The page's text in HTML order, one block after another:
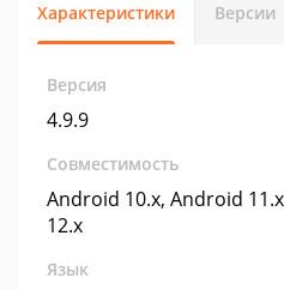
Характеристики Версии
Версия
4.9.9
Совместимость
Android 10.x, Android
12.x
Язык